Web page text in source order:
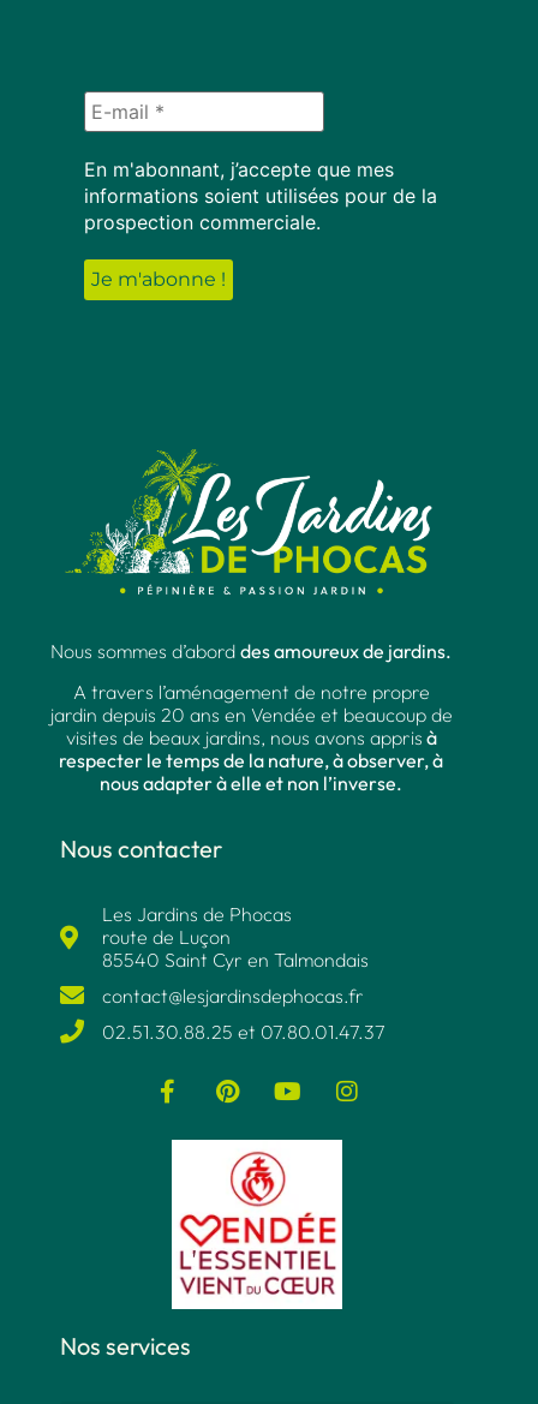
En m'abonnant, j’accepte que mes
informations soient utilisées pour de la
prospection commerciale.
Nous sommes d’abord des amoureux de jardins.
A travers l’aménagement de notre propre
jardin depuis 20 ans en Vendée et beaucoup de
visites de beaux jardins, nous avons appris à
respecter le temps de la nature, à observer, à
nous adapter à elle et non l’inverse.
Nous contacter
Les Jardins de Phocas
route de Luçon
85540 Saint Cyr en Talmondais
contact@lesjardinsdephocas.fr​
02.51.30.88.25 et 07.80.01.47.37​
Nos services